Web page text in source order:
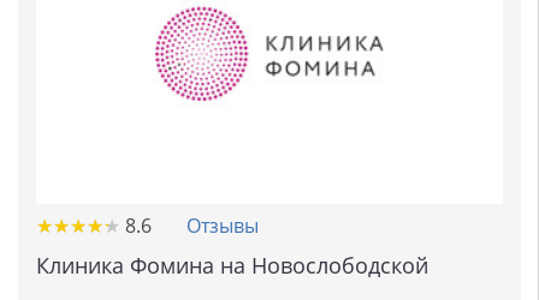
★★★★★
★★★★★ 8.6 Отзывы
Клиника Фомина на Новослободской